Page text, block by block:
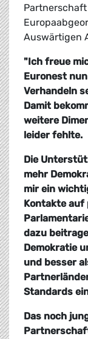
Partnerschaft
Auswärtigen
"Ich freue
Euronest
Verhandeln
Damit
weitere
leider fehlte.
Die
mehr
mir ein
Kontakte auf
dazu
Demokratie
und besser
Standards
Das noch